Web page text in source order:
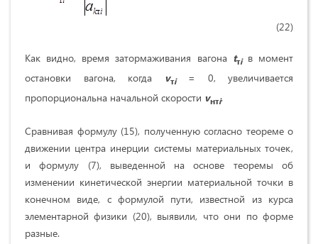
(22)
Как видно, время затормаживания вагона tтiв момент
остановки вагона, когда vтi= 0, увеличивается
пропорциональна начальной скорости vнтi.
Сравнивая формулу (15), полученную согласно теореме о
движении центра инерции системы материальных точек,
и формулу (7), выведенной на основе теоремы об
изменении кинетической энергии материальной точки в
конечном виде, с формулой пути, известной из курса
элементарной физики (20), выявили, что они по форме
разные.